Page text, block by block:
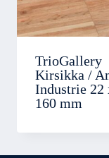
TrioGallery
Kirsikka /
Industrie 22
160 mm